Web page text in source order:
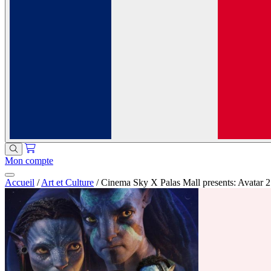
Mon compte
Accueil / Art et Culture / Cinema Sky X Palas Mall presents: Avatar 2